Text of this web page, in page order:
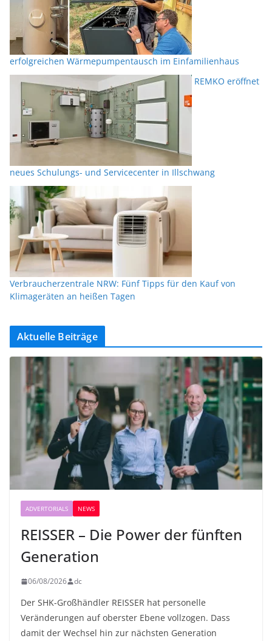
erfolgreichen Wärmepumpentausch im Einfamilienhaus
REMKO eröffnet
neues Schulungs- und Servicecenter in Illschwang
Verbraucherzentrale NRW: Fünf Tipps für den Kauf von
Klimageräten an heißen Tagen
Aktuelle Beiträge
ADVERTORIALS NEWS
REISSER – Die Power der fünften
Generation
06/08/2026 dc
Der SHK-Großhändler REISSER hat personelle
Veränderungen auf oberster Ebene vollzogen. Dass
damit der Wechsel hin zur nächsten Generation